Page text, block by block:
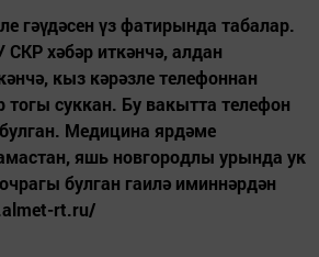
гәүдәсен үз фатирында табалар.
СКР хәбәр иткәнчә, алдан
кыз кәрәзле телефоннан
тогы суккан. Бу вакытта телефон
Медицина ярдәме
яшь новгородлы урында ук
булган гаилә иминнәрдән
rt.ru/